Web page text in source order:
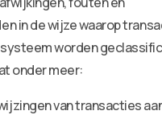
in de wijze waarop
worden
onder meer:
van transacties